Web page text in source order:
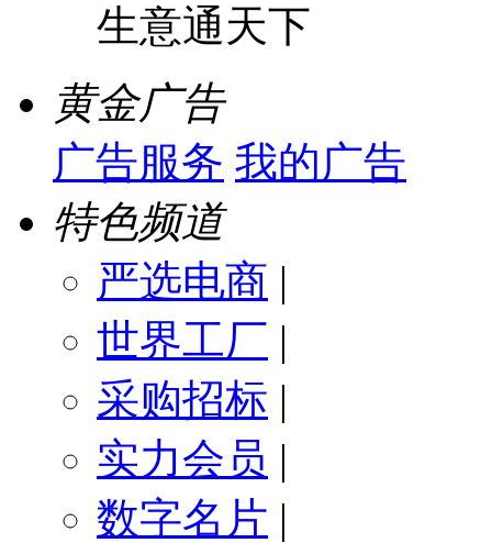
生意通天下
黄金广告
广告服务 我的广告
特色频道
严选电商 |
世界工厂 |
采购招标 |
实力会员 |
数字名片 |